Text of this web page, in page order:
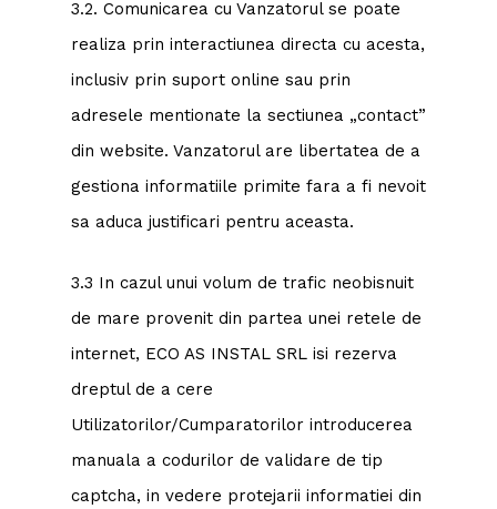
3.2. Comunicarea cu Vanzatorul se poate
realiza prin interactiunea directa cu acesta,
inclusiv prin suport online sau prin
adresele mentionate la sectiunea „contact”
din website. Vanzatorul are libertatea de a
gestiona informatiile primite fara a fi nevoit
sa aduca justificari pentru aceasta.
3.3 In cazul unui volum de trafic neobisnuit
de mare provenit din partea unei retele de
internet, ECO AS INSTAL SRL isi rezerva
dreptul de a cere
Utilizatorilor/Cumparatorilor introducerea
manuala a codurilor de validare de tip
captcha, in vedere protejarii informatiei din